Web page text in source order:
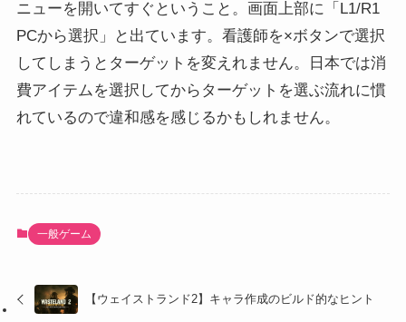
ニューを開いてすぐということ。画面上部に「L1/R1
PCから選択」と出ています。看護師を×ボタンで選択
してしまうとターゲットを変えれません。日本では消
費アイテムを選択してからターゲットを選ぶ流れに慣
れているので違和感を感じるかもしれません。
一般ゲーム
【ウェイストランド2】キャラ作成のビルド的なヒント